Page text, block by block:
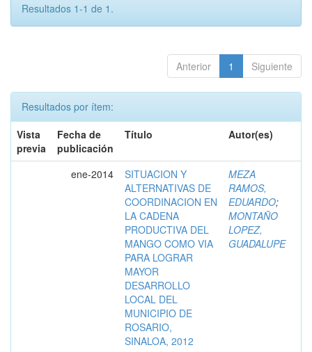
Resultados 1-1 de 1.
Anterior 1 Siguiente
Resultados por ítem:
Vista
previa
Fecha de
publicación
Título Autor(es)
ene-2014
SITUACION Y
ALTERNATIVAS DE
COORDINACION EN
LA CADENA
PRODUCTIVA DEL
MANGO COMO VIA
PARA LOGRAR
MAYOR
DESARROLLO
LOCAL DEL
MUNICIPIO DE
ROSARIO,
SINALOA, 2012
MEZA
RAMOS,
EDUARDO;
MONTAÑO
LOPEZ,
GUADALUPE